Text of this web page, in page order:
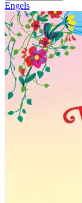
Engels